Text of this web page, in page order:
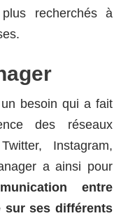
recherchés à
besoin qui a fait
des réseaux
Instagram,
a ainsi pour
entre
sur ses différents